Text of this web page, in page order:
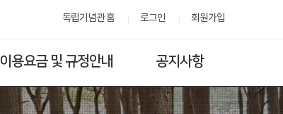
독립기념관 홈 로그인 회원가입
이용요금 및 규정안내 공지사항